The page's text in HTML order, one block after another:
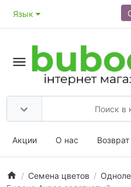
Язык
Акции О нас
Семена цветов